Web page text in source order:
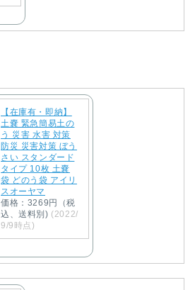
【在庫有・即納】
土嚢 緊急簡易土の
う 災害 水害 対策
防災 災害対策 ぼう
さい スタンダード
タイプ 10枚 土嚢
袋 どのう袋 アイリ
スオーヤマ
価格：3269円（税
込、送料別) (2022/
9/9時点)